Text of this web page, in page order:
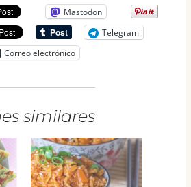
Mastodon
Telegram
Correo electrónico
similares